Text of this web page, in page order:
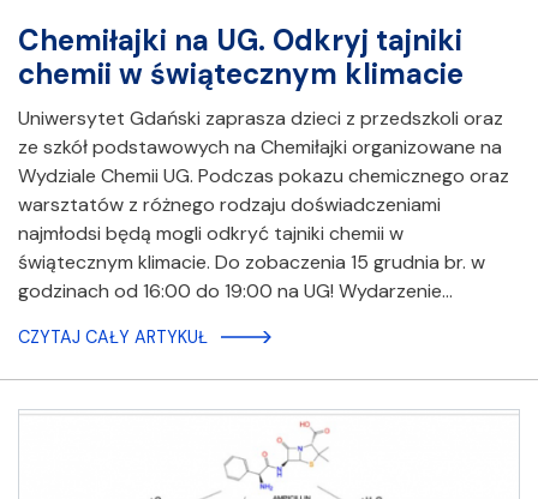
Chemiłajki na UG. Odkryj tajniki
chemii w świątecznym klimacie
Uniwersytet Gdański zaprasza dzieci z przedszkoli oraz
ze szkół podstawowych na Chemiłajki organizowane na
Wydziale Chemii UG. Podczas pokazu chemicznego oraz
warsztatów z różnego rodzaju doświadczeniami
najmłodsi będą mogli odkryć tajniki chemii w
świątecznym klimacie. Do zobaczenia 15 grudnia br. w
godzinach od 16:00 do 19:00 na UG! Wydarzenie…
CZYTAJ CAŁY ARTYKUŁ